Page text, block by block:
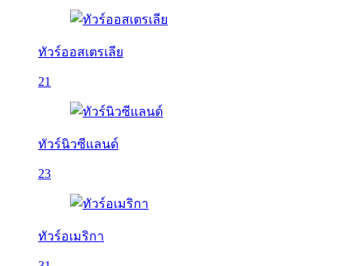
ทัวร์ออสเตรเลีย
21
ทัวร์นิวซีแลนด์
23
ทัวร์อเมริกา